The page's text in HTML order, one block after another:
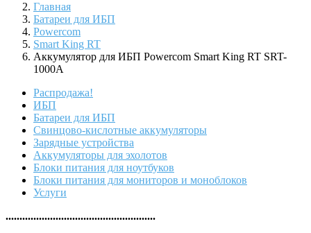
Главная
Батареи для ИБП
Powercom
Smart King RT
Аккумулятор для ИБП Powercom Smart King RT SRT-
1000A
Распродажа!
ИБП
Батареи для ИБП
Свинцово-кислотные аккумуляторы
Зарядные устройства
Аккумуляторы для эхолотов
Блоки питания для ноутбуков
Блоки питания для мониторов и моноблоков
Услуги
......................................................